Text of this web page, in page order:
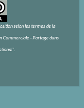
selon les termes de la
Commerciale - Partage dans